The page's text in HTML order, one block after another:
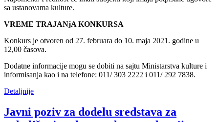
sa ustanovama kulture.
VREME TRAJANjA KONKURSA
Konkurs je otvoren od 27. februara do 10. maja 2021. godine u
12,00 časova.
Dodatne informacije mogu se dobiti na sajtu Ministarstva kulture i
informisanja kao i na telefone: 011/ 303 2222 i 011/ 292 7838.
Detaljnije
Javni poziv za dodelu sredstava za